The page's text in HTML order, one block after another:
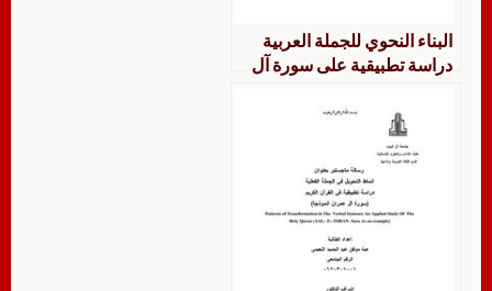
البناء النحوي للجملة العربية
دراسة تطبيقية على سورة آل